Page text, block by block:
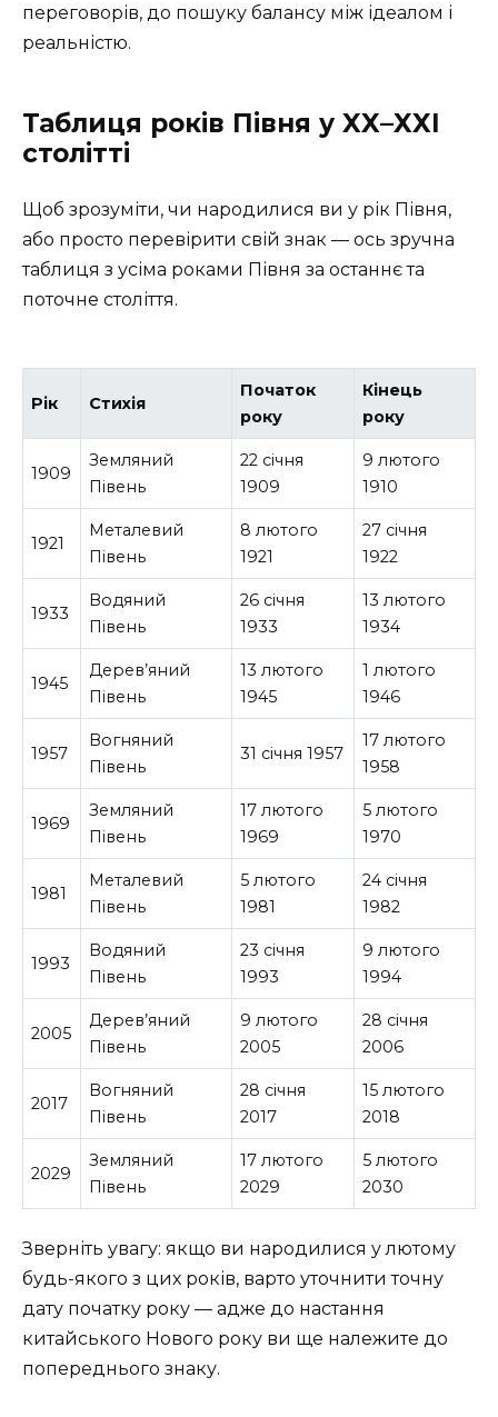
переговорів, до пошуку балансу між ідеалом і
реальністю.
Таблиця років Півня у XX–XXI
столітті
Щоб зрозуміти, чи народилися ви у рік Півня,
або просто перевірити свій знак — ось зручна
таблиця з усіма роками Півня за останнє та
поточне століття.
Рік Стихія
Початок
року
Кінець
року
1909
Земляний
Півень
22 січня
1909
9 лютого
1910
1921
Металевий
Півень
8 лютого
1921
27 січня
1922
1933
Водяний
Півень
26 січня
1933
13 лютого
1934
1945
Дерев’яний
Півень
13 лютого
1945
1 лютого
1946
1957
Вогняний
Півень
31 січня 1957
17 лютого
1958
1969
Земляний
Півень
17 лютого
1969
5 лютого
1970
1981
Металевий
Півень
5 лютого
1981
24 січня
1982
1993
Водяний
Півень
23 січня
1993
9 лютого
1994
2005
Дерев’яний
Півень
9 лютого
2005
28 січня
2006
2017
Вогняний
Півень
28 січня
2017
15 лютого
2018
2029
Земляний
Півень
17 лютого
2029
5 лютого
2030
Зверніть увагу: якщо ви народилися у лютому
будь-якого з цих років, варто уточнити точну
дату початку року — адже до настання
китайського Нового року ви ще належите до
попереднього знаку.